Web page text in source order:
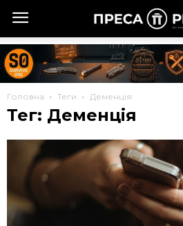
Головна Теги Деменція
Тег: Деменція